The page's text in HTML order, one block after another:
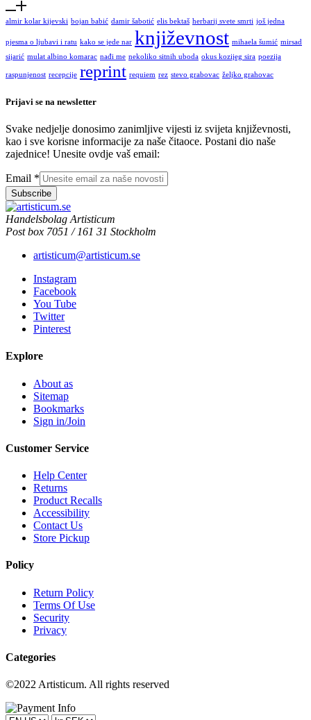
almir kolar kijevski bojan babić damir šabotić elis bektaš herbarij svete smrti još jedna
pjesma o ljubavi i ratu kako se jede nar književnost mihaela šumić mirsad
sijarić mulat albino komarac nađi me nekoliko sitnih uboda okus kozijeg sira poezija
raspunjenost recepcije reprint requiem rez stevo grabovac željko grahovac
Prijavi se na newsletter
Svake nedjelje donosimo zanimljive vijesti iz svijeta književnosti,
kao i sve korisne informacije za naše čitaoce. Postani dio naše
zajednice! Unesite ovdje vaš email:
Email *
Subscribe
Handelsbolag Artisticum
Post box 7051 / 161 31 Stockholm
artisticum@artisticum.se
Instagram
Facebook
You Tube
Twitter
Pinterest
Explore
About as
Sitemap
Bookmarks
Sign in/Join
Customer Service
Help Center
Returns
Product Recalls
Accessibility
Contact Us
Store Pickup
Policy
Return Policy
Terms Of Use
Security
Privacy
Categories
©2022 Artisticum. All rights reserved